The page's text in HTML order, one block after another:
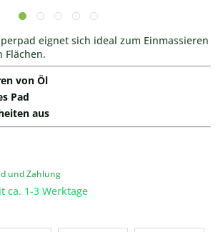
eignet sich ideal zum Einmassieren
Flächen.
von Öl
Pad
aus
und Zahlung
ca. 1-3 Werktage